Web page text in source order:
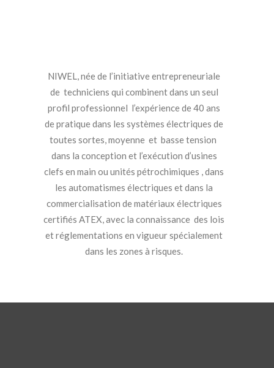
NIWEL, née de l’initiative entrepreneuriale
de techniciens qui combinent dans un seul
profil professionnel l’expérience de 40 ans
de pratique dans les systèmes électriques de
toutes sortes, moyenne et basse tension
dans la conception et l’exécution d’usines
clefs en main ou unités pétrochimiques , dans
les automatismes électriques et dans la
commercialisation de matériaux électriques
certifiés ATEX, avec la connaissance des lois
et réglementations en vigueur spécialement
dans les zones à risques.